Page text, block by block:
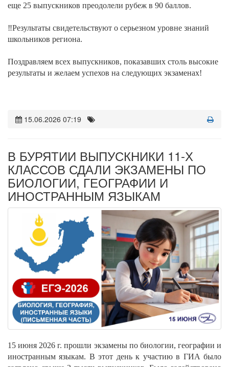
еще 25 выпускников преодолели рубеж в 90 баллов.
‼Результаты свидетельствуют о серьезном уровне знаний
школьников региона.
Поздравляем всех выпускников, показавших столь высокие
результаты и желаем успехов на следующих экзаменах!
15.06.2026 07:19
В БУРЯТИИ ВЫПУСКНИКИ 11-Х
КЛАССОВ СДАЛИ ЭКЗАМЕНЫ ПО
БИОЛОГИИ, ГЕОГРАФИИ И
ИНОСТРАННЫМ ЯЗЫКАМ
15 июня 2026 г. прошли экзамены по биологии, географии и
иностранным языкам. В этот день к участию в ГИА было